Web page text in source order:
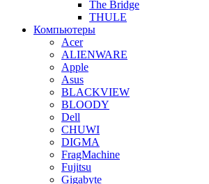
The Bridge
THULE
Компьютеры
Acer
ALIENWARE
Apple
Asus
BLACKVIEW
BLOODY
Dell
CHUWI
DIGMA
FragMachine
Fujitsu
Gigabyte